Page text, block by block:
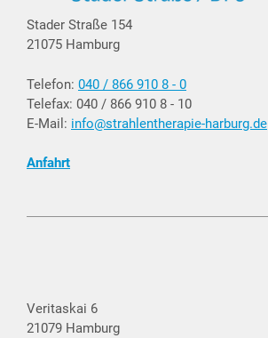
Stader Straße 154
21075 Hamburg
Telefon: 040 / 866 910 8 - 0
Telefax: 040 / 866 910 8 - 10
E-Mail: info@strahlentherapie-harburg.de
Anfahrt
Veritaskai 6
21079 Hamburg